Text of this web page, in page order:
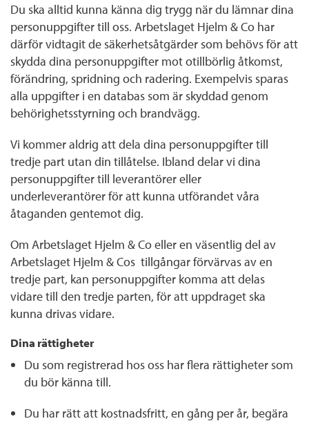
Du ska alltid kunna känna dig trygg när du lämnar dina
personuppgifter till oss. Arbetslaget Hjelm & Co har
därför vidtagit de säkerhetsåtgärder som behövs för att
skydda dina personuppgifter mot otillbörlig åtkomst,
förändring, spridning och radering. Exempelvis sparas
alla uppgifter i en databas som är skyddad genom
behörighetsstyrning och brandvägg.
Vi kommer aldrig att dela dina personuppgifter till
tredje part utan din tillåtelse. Ibland delar vi dina
personuppgifter till leverantörer eller
underleverantörer för att kunna utförandet våra
åtaganden gentemot dig.
Om Arbetslaget Hjelm & Co eller en väsentlig del av
Arbetslaget Hjelm & Cos tillgångar förvärvas av en
tredje part, kan personuppgifter komma att delas
vidare till den tredje parten, för att uppdraget ska
kunna drivas vidare.
Dina rättigheter
Du som registrerad hos oss har flera rättigheter som
du bör känna till.
Du har rätt att kostnadsfritt, en gång per år, begära